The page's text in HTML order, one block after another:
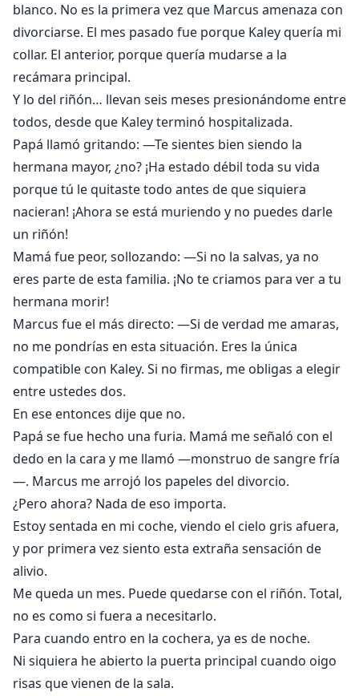
blanco. No es la primera vez que Marcus amenaza con
divorciarse. El mes pasado fue porque Kaley quería mi
collar. El anterior, porque quería mudarse a la
recámara principal.
Y lo del riñón… llevan seis meses presionándome entre
todos, desde que Kaley terminó hospitalizada.
Papá llamó gritando: —Te sientes bien siendo la
hermana mayor, ¿no? ¡Ha estado débil toda su vida
porque tú le quitaste todo antes de que siquiera
nacieran! ¡Ahora se está muriendo y no puedes darle
un riñón!
Mamá fue peor, sollozando: —Si no la salvas, ya no
eres parte de esta familia. ¡No te criamos para ver a tu
hermana morir!
Marcus fue el más directo: —Si de verdad me amaras,
no me pondrías en esta situación. Eres la única
compatible con Kaley. Si no firmas, me obligas a elegir
entre ustedes dos.
En ese entonces dije que no.
Papá se fue hecho una furia. Mamá me señaló con el
dedo en la cara y me llamó —monstruo de sangre fría
—. Marcus me arrojó los papeles del divorcio.
¿Pero ahora? Nada de eso importa.
Estoy sentada en mi coche, viendo el cielo gris afuera,
y por primera vez siento esta extraña sensación de
alivio.
Me queda un mes. Puede quedarse con el riñón. Total,
no es como si fuera a necesitarlo.
Para cuando entro en la cochera, ya es de noche.
Ni siquiera he abierto la puerta principal cuando oigo
risas que vienen de la sala.